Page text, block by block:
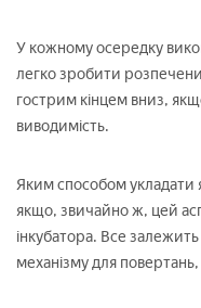
У кожному осередку
легко зробити
гострим кінцем вниз,
виводимість.
Яким способом укладати
якщо, звичайно ж, цей
інкубатора. Все залежить
механізму для повертань,